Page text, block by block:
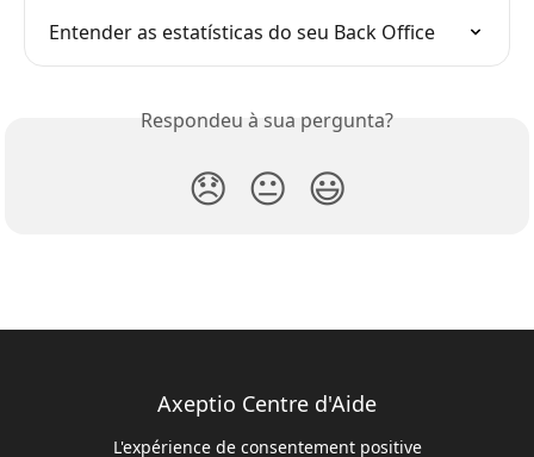
Entender as estatísticas do seu Back Office
Respondeu à sua pergunta?
😞 😐 😃
Axeptio Centre d'Aide
L'expérience de consentement positive